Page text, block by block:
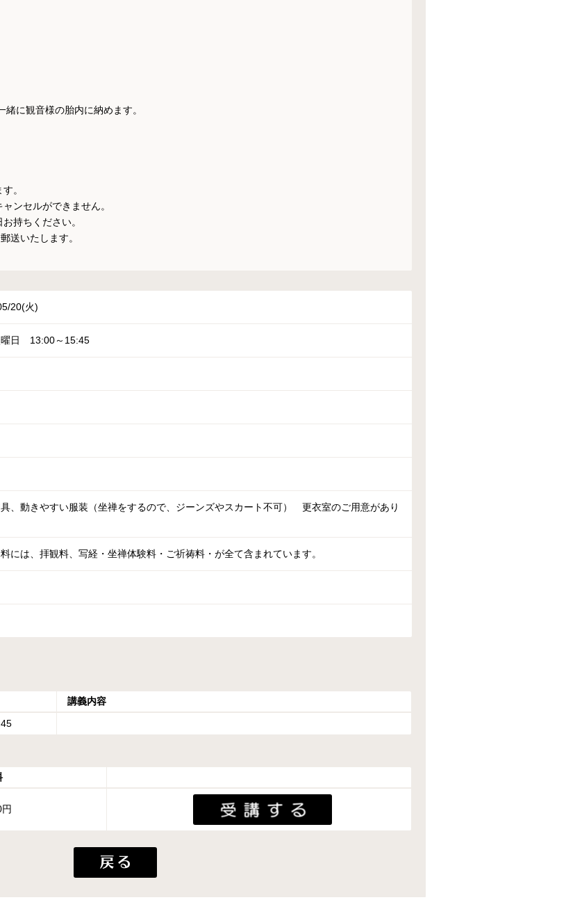
に観音様の胎内に納めます。
。
ンセルができません。
持ちください。
送いたします。
20(火)
曜日 13:00～15:45
、動きやすい服装（坐禅をするので、ジーンズやスカート不可）　更衣室のご用意があり
には、拝観料、写経・坐禅体験料・ご祈祷料・が全て含まれています。
講義内容